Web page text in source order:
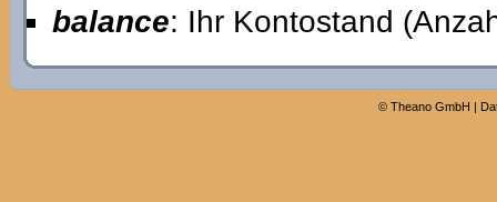
balance: Ihr Kontostand
© Theano GmbH |